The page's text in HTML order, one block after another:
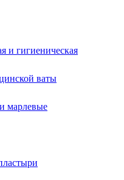
и гигиеническая
ваты
марлевые